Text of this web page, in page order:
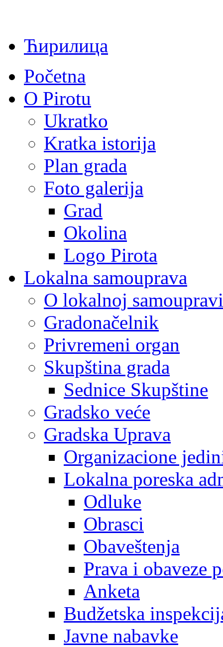
Ћирилица
Početna
O Pirotu
Ukratko
Kratka istorija
Plan grada
Foto galerija
Grad
Okolina
Logo Pirota
Lokalna samouprava
O lokalnoj samoupravi
Gradonačelnik
Privremeni organ
Skupština grada
Sednice Skupštine
Gradsko veće
Gradska Uprava
Organizacione
Lokalna poreska
Odluke
Obrasci
Obaveštenja
Prava i obaveze
Anketa
Budžetska
Javne nabavke